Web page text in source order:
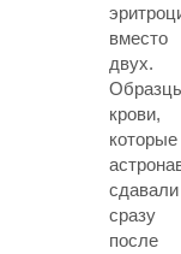
вместо
двух.
крови,
которые
сдавали
сразу
после